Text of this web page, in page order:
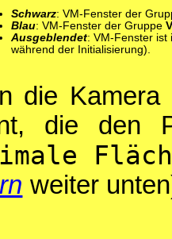
Schwarz: VM-Fenster der
Blau: VM-Fenster der Gruppe
Ausgeblendet: VM-Fenster ist
während der Initialisierung).
die
die den
weiter